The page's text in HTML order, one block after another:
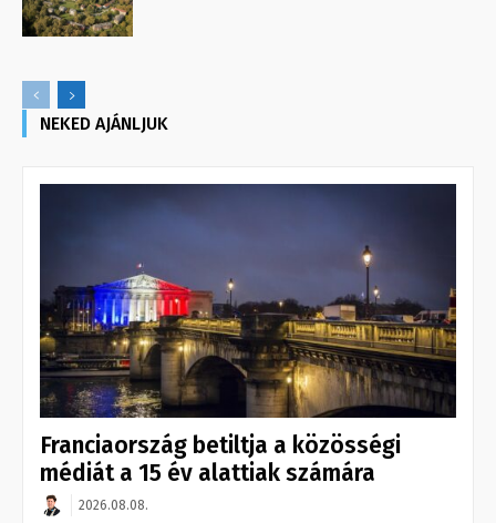
NEKED AJÁNLJUK
Franciaország betiltja a közösségi
médiát a 15 év alattiak számára
2026.08.08.